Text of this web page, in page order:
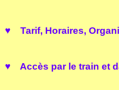
♥ Tarif, Horaires,
♥ Accès par le train et